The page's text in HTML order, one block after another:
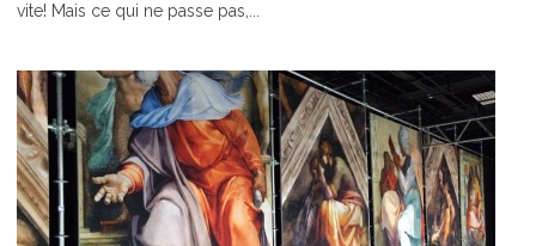
vite! Mais ce qui ne passe pas,...